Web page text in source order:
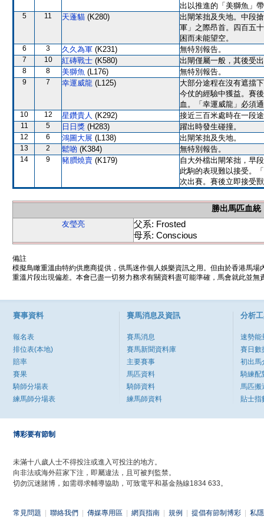
出以推進的「美獅魚」
5 11 天蓬貓 (K280)
出閘笨拙及失地。中段
軍」之際昂首。四百五
困而未能望空。
6 3 久久為軍 (K231) 無特別報告。
7 10 紅磚戰士 (K580) 出閘僅屬一般，其後受
8 8 美獅魚 (L176) 無特別報告。
9 7 幸運威龍 (L125)
大部分途程在沒有遮擋
今仗的經驗中獲益。賽
血。「幸運威龍」必須
10 12 星鑽貴人 (K292) 接近三百米處時在一段
11 5 日日獎 (H283) 躍出時發生碰撞。
12 6 鴻圖大展 (L138) 出閘笨拙及失地。
13 2 鬆啲 (K384) 無特別報告。
14 9 豬膶燒賣 (K179)
自大外檔出閘笨拙，早
此駒的表現難以接受。
次出賽。賽後立即接受
勝出馬匹血統
友瑩亮
父系: Frosted
母系: Conscious
備註
模擬鳥瞰重溫由特約供應商提供，供馬迷作個人娛樂資訊之用。但由於香港馬
重溫片段出現偏差。本會已盡一切努力務求有關資料盡可能準確，馬會就此並
賽事資料
報名表
排位表(本地)
賠率
賽果
騎師分場表
練馬師分場表
賽馬消息及資訊
賽馬消息
賽馬新聞資料庫
主要賽事
馬匹資料
騎師資料
練馬師資料
分析
速勢能
賽日數
初出馬
騎練配
馬匹搬
貼士指
博彩要有節制
未滿十八歲人士不得投注或進入可投注的地方。
向非法或海外莊家下注，即屬違法，且可被判監禁。
切勿沉迷賭博，如需尋求輔導協助，可致電平和基金熱線1834 633。
常見問題 聯絡我們 傳媒專用區 網頁指南 規例 提倡有節制博彩 私